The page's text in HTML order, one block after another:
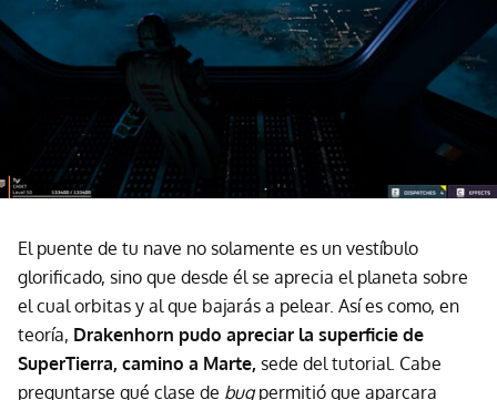
El puente de tu nave no solamente es un vestíbulo
glorificado, sino que desde él se aprecia el planeta sobre
el cual orbitas y al que bajarás a pelear. Así es como, en
teoría, Drakenhorn pudo apreciar la superficie de
SuperTierra, camino a Marte, sede del tutorial. Cabe
preguntarse qué clase de bugpermitió que aparcara